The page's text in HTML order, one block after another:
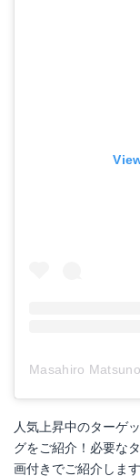
人気上昇中のターゲ
グをご紹介！必要な
画付きでご紹介しま